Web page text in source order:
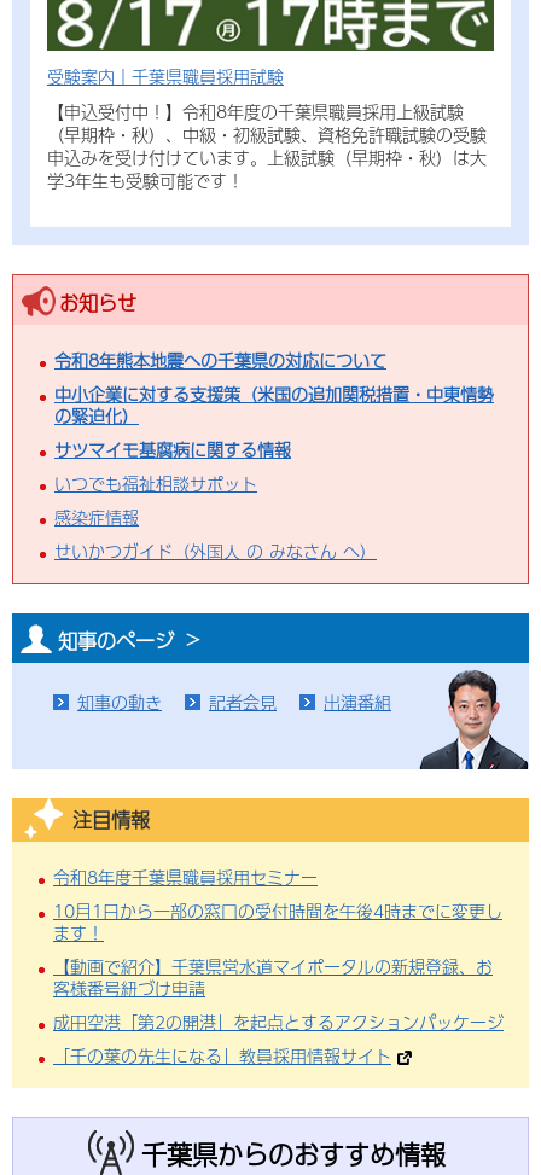
チーバくん20周年おめでとうキャンペーン
受験案内｜千葉県職員採用試験
【申込受付中！】令和8年度の千葉県職員採用上級試験
（早期枠・秋）、中級・初級試験、資格免許職試験の受験
申込みを受け付けています。上級試験（早期枠・秋）は大
学3年生も受験可能です！
千葉県肥料価格高騰緊急支援事業のご案内
チーバくん誕生20周年記念ロゴマークができました！
千葉県営水道「マイポータル」に関するよくある質問
お知らせ
令和8年熊本地震への千葉県の対応について
中小企業に対する支援策（米国の追加関税措置・中東情勢
の緊迫化）
サツマイモ基腐病に関する情報
いつでも福祉相談サポット
感染症情報
せいかつガイド（外国人 の みなさん へ）
知事のページ
知事の動き 記者会見 出演番組
注目情報
令和8年度千葉県職員採用セミナー
10月1日から一部の窓口の受付時間を午後4時までに変更し
ます！
【動画で紹介】千葉県営水道マイポータルの新規登録、お
客様番号紐づけ申請
成田空港「第2の開港」を起点とするアクションパッケージ
「千の葉の先生になる」教員採用情報サイト
千葉県からのおすすめ情報